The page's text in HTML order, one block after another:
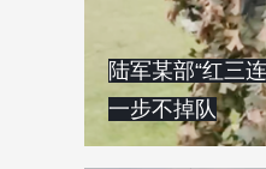
陆军某部“红三
一步不掉队